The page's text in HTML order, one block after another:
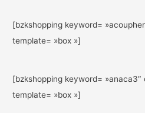
[bzkshopping keyword=
template= »box »]
[bzkshopping keyword= »anaca3″
template= »box »]